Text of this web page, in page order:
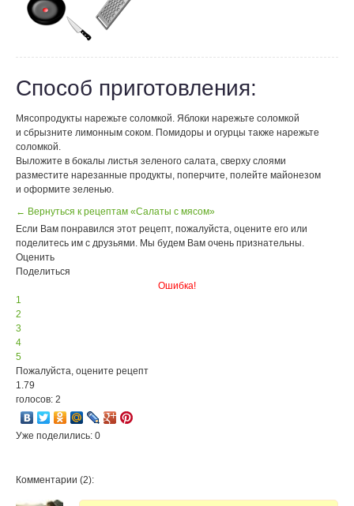
Способ приготовления:
Мясопродукты нарежьте соломкой. Яблоки нарежьте соломкой
и сбрызните лимонным соком. Помидоры и огурцы также нарежьте
соломкой.
Выложите в бокалы листья зеленого салата, сверху слоями
разместите нарезанные продукты, поперчите, полейте майонезом
и оформите зеленью.
← Вернуться к рецептам «Салаты с мясом»
Если Вам понравился этот рецепт, пожалуйста, оцените его или
поделитесь им с друзьями. Мы будем Вам очень признательны.
Оценить
Поделиться
Ошибка!
1
2
3
4
5
Пожалуйста, оцените рецепт
1.79
голосов: 2
Уже поделились: 0
Комментарии (2):